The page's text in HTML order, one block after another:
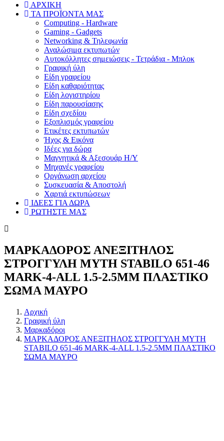
ΑΡΧΙΚΗ
ΤΑ ΠΡΟΪΟΝΤΑ ΜΑΣ
Computing - Hardware
Gaming - Gadgets
Networking & Τηλεφωνία
Αναλώσιμα εκτυπωτών
Aυτοκόλλητες σημειώσεις - Τετράδια - Μπλοκ
Γραφική ύλη
Είδη γραφείου
Είδη καθαριότητας
Είδη λογιστηρίου
Είδη παρουσίασης
Είδη σχεδίου
Εξοπλισμός γραφείου
Ετικέτες εκτυπωτών
Ήχος & Εικόνα
Ιδέες για δώρα
Μαγνητικά & Αξεσουάρ Η/Υ
Μηχανές γραφείου
Οργάνωση αρχείου
Συσκευασία & Αποστολή
Χαρτιά εκτυπώσεων
ΙΔΕΕΣ ΓΙΑ ΔΩΡΑ
ΡΩΤΗΣΤΕ ΜΑΣ
ΜΑΡΚΑΔΟΡΟΣ ΑΝΕΞΙΤΗΛΟΣ
ΣΤΡΟΓΓΥΛΗ ΜΥΤΗ STABILO 651-46
MARK-4-ALL 1.5-2.5ΜΜ ΠΛΑΣΤΙΚΟ
ΣΩΜΑ ΜΑΥΡΟ
Αρχική
Γραφική ύλη
Μαρκαδόροι
ΜΑΡΚΑΔΟΡΟΣ ΑΝΕΞΙΤΗΛΟΣ ΣΤΡΟΓΓΥΛΗ ΜΥΤΗ
STABILO 651-46 MARK-4-ALL 1.5-2.5ΜΜ ΠΛΑΣΤΙΚΟ
ΣΩΜΑ ΜΑΥΡΟ